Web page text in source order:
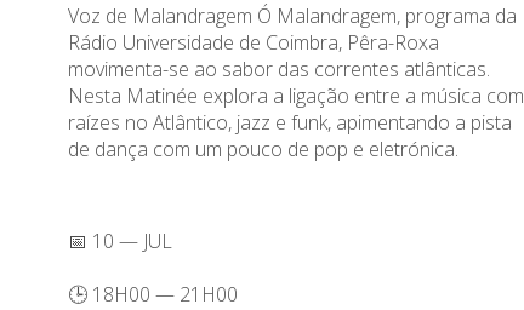
Voz de Malandragem Ó Malandragem, programa da
Rádio Universidade de Coimbra, Pêra-Roxa
movimenta-se ao sabor das correntes atlânticas.
Nesta Matinée explora a ligação entre a música com
raízes no Atlântico, jazz e funk, apimentando a pista
de dança com um pouco de pop e eletrónica.
📅 10 — JUL
🕒 18H00 — 21H00